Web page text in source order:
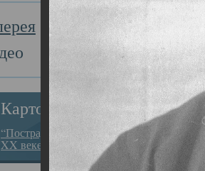
Картотека
“Пострадавшие за веру в
XX веке на Севере”